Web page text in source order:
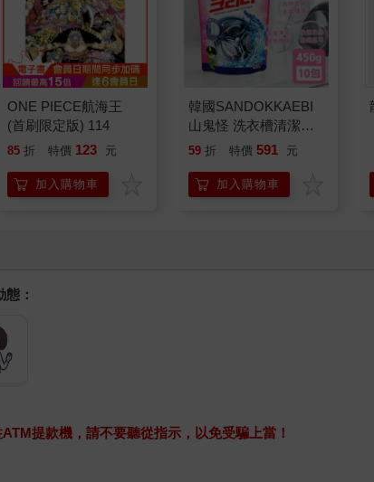
百樂健握原子筆
0.5PURE聯名 頂級白
桃(限量)
85 折 特價 187 元
加入購物車
百樂果汁筆0.5 PURE
聯名 麝香葡萄(限量)
84 折 特價 38 元
加入購物車